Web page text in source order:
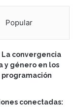
Popular
La convergencia
y género en los
conectadas: